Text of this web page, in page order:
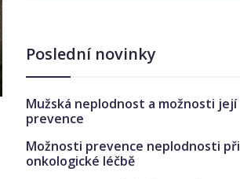
Poslední novinky
Mužská neplodnost a možnosti její
prevence
Možnosti prevence neplodnosti při
onkologické léčbě